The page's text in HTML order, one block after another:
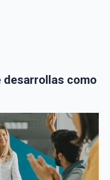
desarrollas como